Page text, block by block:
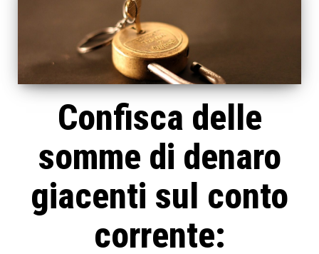
Confisca delle
somme di denaro
giacenti sul conto
corrente: